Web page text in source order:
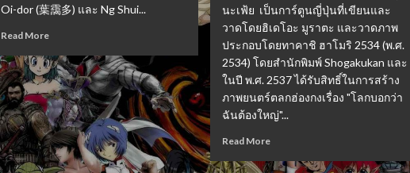
Oi-dor (葉靄多) และ Ng Shui...
Read More
นะเฟ้ย เป็นการ์ตูนญี่ปุ่นที่เขียนและ
วาดโดยฮิเดโอะ มูราตะ และวาดภาพ
ประกอบโดยทาคาชิ ฮาโมริ 2534 (พ.ศ.
2534) โดยสำนักพิมพ์ Shogakukan และ
ในปี พ.ศ. 2537 ได้รับสิทธิ์ในการสร้าง
ภาพยนตร์ตลกฮ่องกงเรื่อง "โลกบอกว่า
ฉันต้องใหญ่"...
Read More